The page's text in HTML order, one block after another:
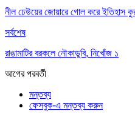
নীল ঢেউয়ের জোয়ারে গোল করে ইতিহাস
সর্বশেষ
রাঙামাটির বরকলে নৌকাডুবি, নিখোঁজ ১
আগেরপরবর্তী
মন্তব্য
ফেসবুক-এ মন্তব্য করুন